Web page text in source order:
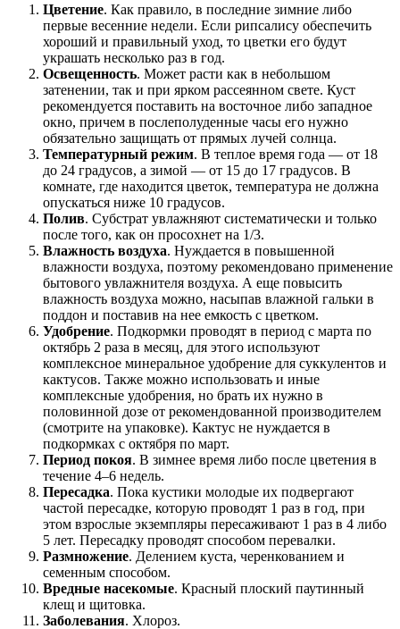
Цветение. Как правило, в последние зимние либо
первые весенние недели. Если рипсалису обеспечить
хороший и правильный уход, то цветки его будут
украшать несколько раз в год.
Освещенность. Может расти как в небольшом
затенении, так и при ярком рассеянном свете. Куст
рекомендуется поставить на восточное либо западное
окно, причем в послеполуденные часы его нужно
обязательно защищать от прямых лучей солнца.
Температурный режим. В теплое время года ― от 18
до 24 градусов, а зимой ― от 15 до 17 градусов. В
комнате, где находится цветок, температура не должна
опускаться ниже 10 градусов.
Полив. Субстрат увлажняют систематически и только
после того, как он просохнет на 1/3.
Влажность воздуха. Нуждается в повышенной
влажности воздуха, поэтому рекомендовано применение
бытового увлажнителя воздуха. А еще повысить
влажность воздуха можно, насыпав влажной гальки в
поддон и поставив на нее емкость с цветком.
Удобрение. Подкормки проводят в период с марта по
октябрь 2 раза в месяц, для этого используют
комплексное минеральное удобрение для суккулентов и
кактусов. Также можно использовать и иные
комплексные удобрения, но брать их нужно в
половинной дозе от рекомендованной производителем
(смотрите на упаковке). Кактус не нуждается в
подкормках с октября по март.
Период покоя. В зимнее время либо после цветения в
течение 4–6 недель.
Пересадка. Пока кустики молодые их подвергают
частой пересадке, которую проводят 1 раз в год, при
этом взрослые экземпляры пересаживают 1 раз в 4 либо
5 лет. Пересадку проводят способом перевалки.
Размножение. Делением куста, черенкованием и
семенным способом.
Вредные насекомые. Красный плоский паутинный
клещ и щитовка.
Заболевания. Хлороз.